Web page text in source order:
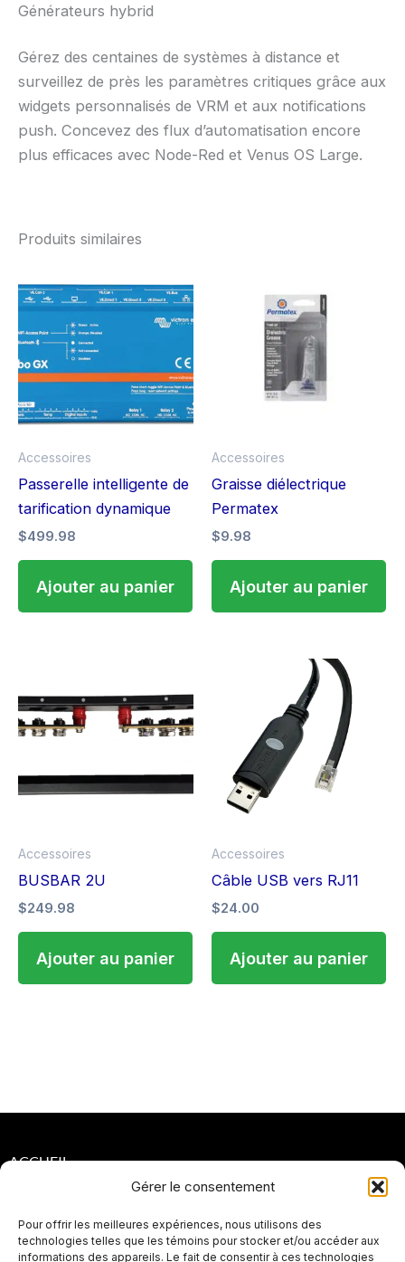
Gérer le consentement
Pour offrir les meilleures expériences, nous utilisons des
technologies telles que les témoins pour stocker et/ou accéder aux
informations des appareils. Le fait de consentir à ces technologies
Générateurs hybrid
Gérez des centaines de systèmes à distance et
surveillez de près les paramètres critiques grâce aux
widgets personnalisés de VRM et aux notifications
push. Concevez des flux d’automatisation encore
plus efficaces avec Node-Red et Venus OS Large.
Produits similaires
Accessoires
Passerelle intelligente de
tarification dynamique
$499.98
Ajouter au panier
Accessoires
Graisse diélectrique
Permatex
$9.98
Ajouter au panier
Accessoires
BUSBAR 2U
$249.98
Ajouter au panier
Accessoires
Câble USB vers RJ11
$24.00
Ajouter au panier
ACCUEIL
POLITIQUES DE CONFIDENTIALITÉ
POLITIQUES DE RETOUR ET DE REMBOURSEMENT